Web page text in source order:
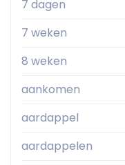
7 dagen
7 weken
8 weken
aankomen
aardappel
aardappelen